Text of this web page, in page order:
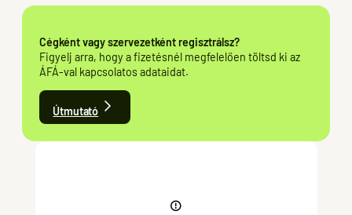
Cégként vagy szervezetként regisztrálsz?
Figyelj arra, hogy a fizetésnél megfelelően töltsd ki az
ÁFÁ-val kapcsolatos adataidat.
Útmutató